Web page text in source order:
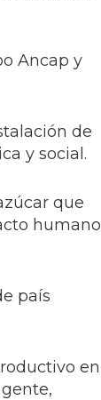
Ancap y
de
y social.
que
humano
país
en